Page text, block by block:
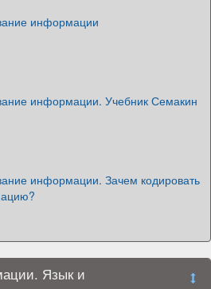
информации
информации. Учебник Семакин
информации. Зачем кодировать
Язык и